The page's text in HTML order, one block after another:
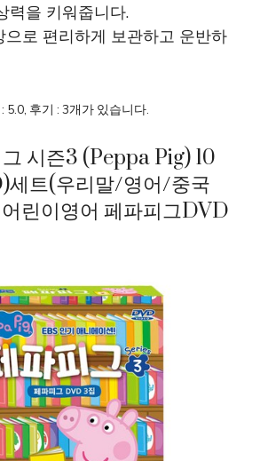
력을 키워줍니다.
으로 편리하게 보관하고 운반하
5.0, 후기 : 3개가 있습니다.
시즌3 (Peppa Pig) 10
세트(우리말/영어/중국
린이영어 페파피그DVD